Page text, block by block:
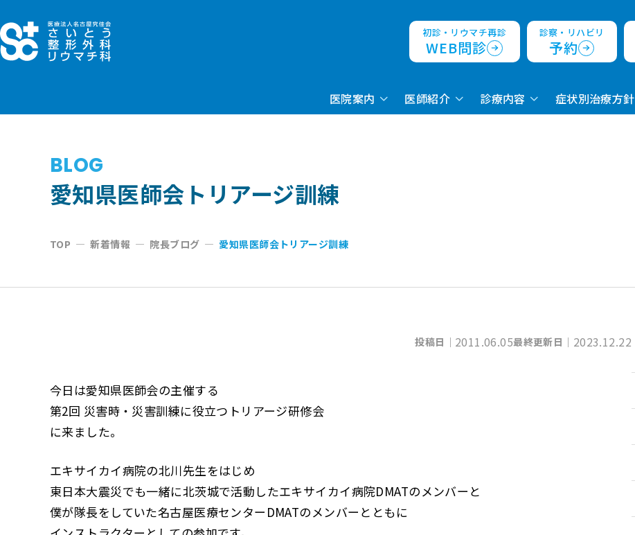
ン
テ
へ
初診・リウマチ再診
WEB問診
診察・リハビリ
予約
医院案内 医師紹介 診療内容 症状別治療方針
BLOG
愛知県医師会トリアージ訓練
TOP —新着情報 — 院長ブログ — 愛知県医師会トリアージ訓練
投稿日｜ 2011.06.05最終更新日｜ 2023.12.22
今日は愛知県医師会の主催する
第2回 災害時・災害訓練に役立つトリアージ研修会
に来ました。
エキサイカイ病院の北川先生をはじめ
東日本大震災でも一緒に北茨城で活動したエキサイカイ病院DMATのメンバーと
僕が隊長をしていた名古屋医療センターDMATのメンバーとともに